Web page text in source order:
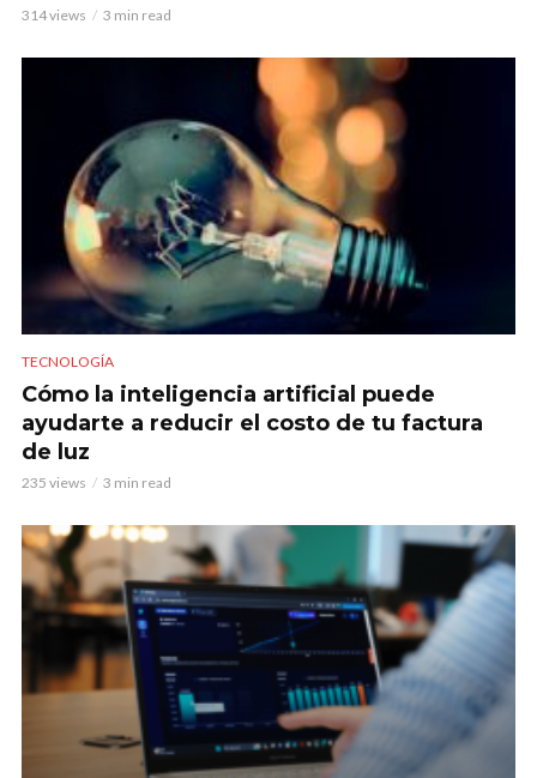
314 views 3 min read
TECNOLOGÍA
Cómo la inteligencia artificial puede
ayudarte a reducir el costo de tu factura
de luz
235 views 3 min read